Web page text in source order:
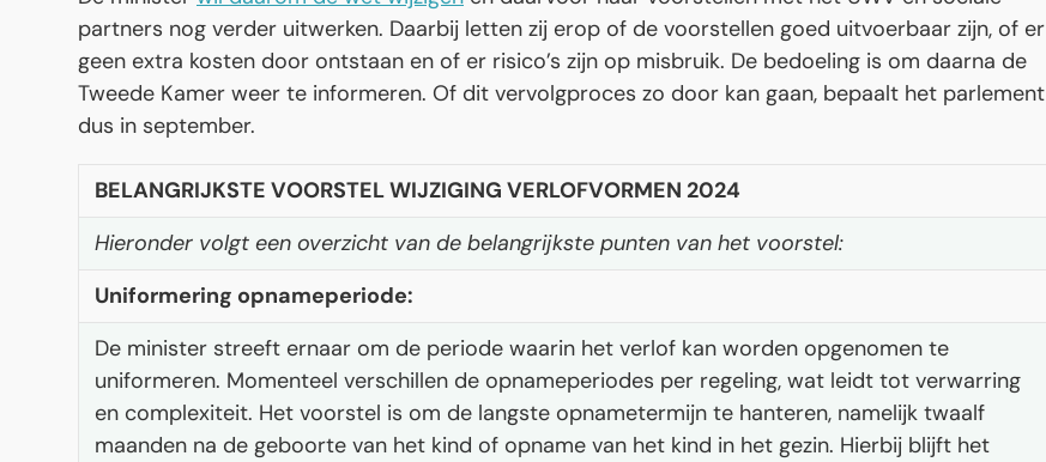
partners nog verder uitwerken. Daarbij letten zij erop of de voorstellen goed uitvoerbaar zijn, of er
geen extra kosten door ontstaan en of er risico’s zijn op misbruik. De bedoeling is om daarna de
Tweede Kamer weer te informeren. Of dit vervolgproces zo door kan gaan, bepaalt het parlement
dus in september.
BELANGRIJKSTE VOORSTEL WIJZIGING VERLOFVORMEN 2024
Hieronder volgt een overzicht van de belangrijkste punten van het voorstel:
Uniformering opnameperiode:
De minister streeft ernaar om de periode waarin het verlof kan worden opgenomen te
uniformeren. Momenteel verschillen de opnameperiodes per regeling, wat leidt tot verwarring
en complexiteit. Het voorstel is om de langste opnametermijn te hanteren, namelijk twaalf
maanden na de geboorte van het kind of opname van het kind in het gezin. Hierbij blijft het